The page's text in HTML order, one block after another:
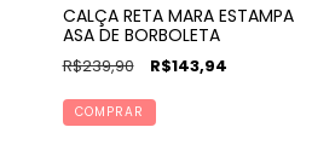
CALÇA RETA MARA ESTAMPA
ASA DE BORBOLETA
R$239,90 R$143,94
COMPRAR